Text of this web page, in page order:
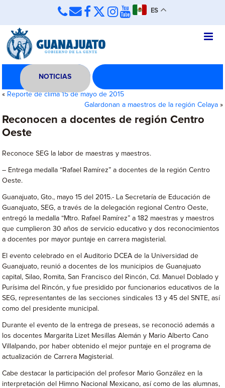
ES
NOTICIAS
« Reporte de clima 15 de mayo de 2015
Galardonan a maestros de la región Celaya»
Reconocen a docentes de región Centro
Oeste
Reconoce SEG la labor de maestras y maestros.
– Entrega medalla “Rafael Ramírez” a docentes de la región Centro
Oeste.
Guanajuato, Gto., mayo 15 del 2015.- La Secretaría de Educación de
Guanajuato, SEG, a través de la delegación regional Centro Oeste,
entregó la medalla “Mtro. Rafael Ramírez” a 182 maestras y maestros
que cumplieron 30 años de servicio educativo y dos reconocimientos
a docentes por mayor puntaje en carrera magisterial.
El evento celebrado en el Auditorio DCEA de la Universidad de
Guanajuato, reunió a docentes de los municipios de Guanajuato
capital, Silao, Romita, San Francisco del Rincón, Cd. Manuel Doblado y
Purísima del Rincón, y fue presidido por funcionarios educativos de la
SEG, representantes de las secciones sindicales 13 y 45 del SNTE, así
como del presidente municipal.
Durante el evento de la entrega de preseas, se reconoció además a
los docentes Margarita Lizet Mesillas Alemán y Mario Alberto Cano
Villalpando, por haber obtenido el mejor puntaje en el programa de
actualización de Carrera Magisterial.
Cabe destacar la participación del profesor Mario González en la
interpretación del Himno Nacional Mexicano, así como de las alumnas,